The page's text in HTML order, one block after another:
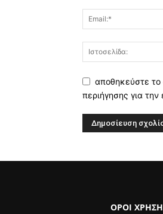
αποθηκεύστε το
περιήγησης για
ΟΡΟΙ